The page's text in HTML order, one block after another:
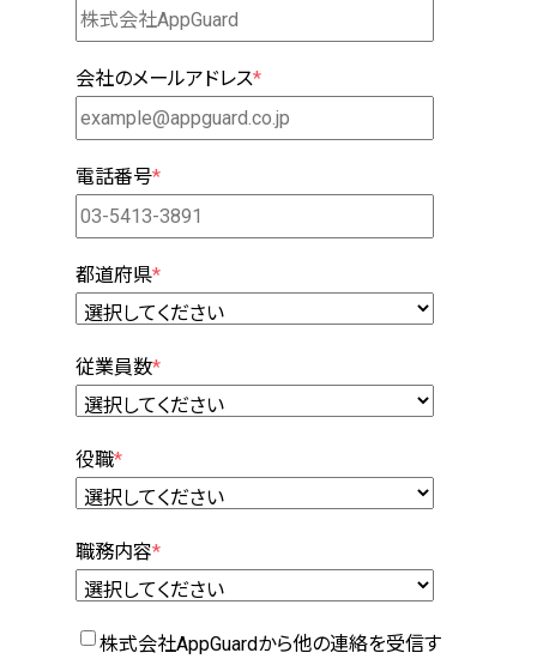
会社のメールアドレス*
電話番号*
都道府県*
従業員数*
役職*
職務内容*
株式会社AppGuardから他の連絡を受信す